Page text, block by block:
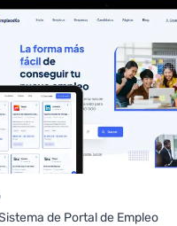
de Portal de Empleo